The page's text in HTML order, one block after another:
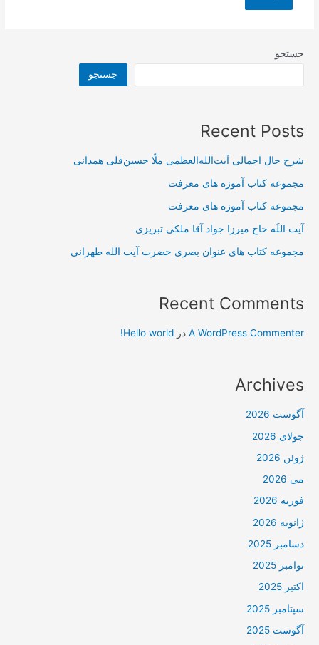
جستجو
جستجو
Recent Posts
شرح حال اجمالی آیت‌الله‌العظمی ملّا حسین‌قلی همدانی
مجموعه کتاب آموزه های معرفت
مجموعه کتاب آموزه های معرفت
آیت اللَه حاج میرزا جواد آقا ملکی تبریزی
مجموعه کتاب های عنوان بصری حضرت آیت الله طهرانی
Recent Comments
A WordPress Commenter درHello world!
Archives
آگوست 2026
جولای 2026
ژوئن 2026
می 2026
فوریه 2026
ژانویه 2026
دسامبر 2025
نوامبر 2025
اکتبر 2025
سپتامبر 2025
آگوست 2025